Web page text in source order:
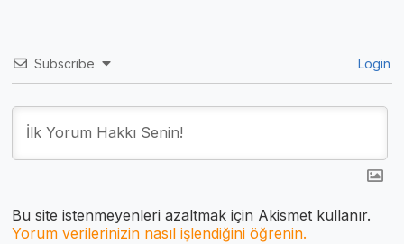
Subscribe Login
Bu site istenmeyenleri azaltmak için Akismet kullanır.
Yorum verilerinizin nasıl işlendiğini öğrenin.